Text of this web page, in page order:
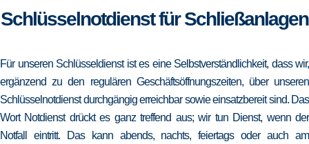
Schlüsselnotdienst für Schließanlagen
Für unseren Schlüsseldienst ist es eine Selbstverständlichkeit, dass wir,
ergänzend zu den regulären Geschäftsöffnungszeiten, über unseren
Schlüsselnotdienst durchgängig erreichbar sowie einsatzbereit sind. Das
Wort Notdienst drückt es ganz treffend aus; wir tun Dienst, wenn der
Notfall eintritt. Das kann abends, nachts, feiertags oder auch am